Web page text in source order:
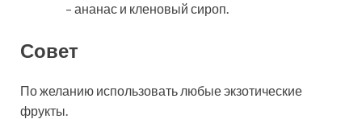
– ананас и кленовый сироп.
Совет
По желанию использовать любые экзотические
фрукты.